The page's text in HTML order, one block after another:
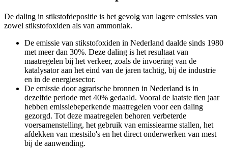
De daling in stikstofdepositie is het gevolg van lagere emissies van
zowel stikstofoxiden als van ammoniak.
De emissie van stikstofoxiden in Nederland daalde sinds 1980
met meer dan 30%. Deze daling is het resultaat van
maatregelen bij het verkeer, zoals de invoering van de
katalysator aan het eind van de jaren tachtig, bij de industrie
en in de energiesector.
De emissie door agrarische bronnen in Nederland is in
dezelfde periode met 40% gedaald. Vooral de laatste tien jaar
hebben emissiebeperkende maatregelen voor een daling
gezorgd. Tot deze maatregelen behoren verbeterde
voersamenstelling, het gebruik van emissiearme stallen, het
afdekken van mestsilo's en het direct onderwerken van mest
bij de aanwending.